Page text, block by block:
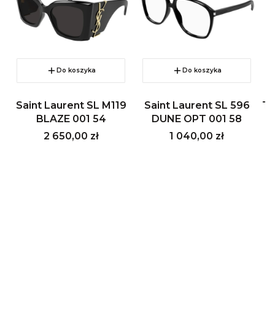
Do koszyka
Saint Laurent SL M119
BLAZE 001 54
Cena
2 650,00 zł
Do koszyka
Saint Laurent SL 596
DUNE OPT 001 58
Cena
1 040,00 zł